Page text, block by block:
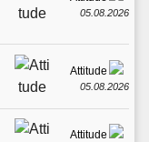
05.08.2026
Attitude
05.08.2026
Attitude